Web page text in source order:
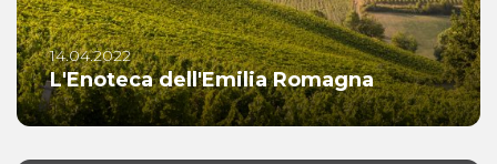
14.04.2022
L'Enoteca dell'Emilia Romagna